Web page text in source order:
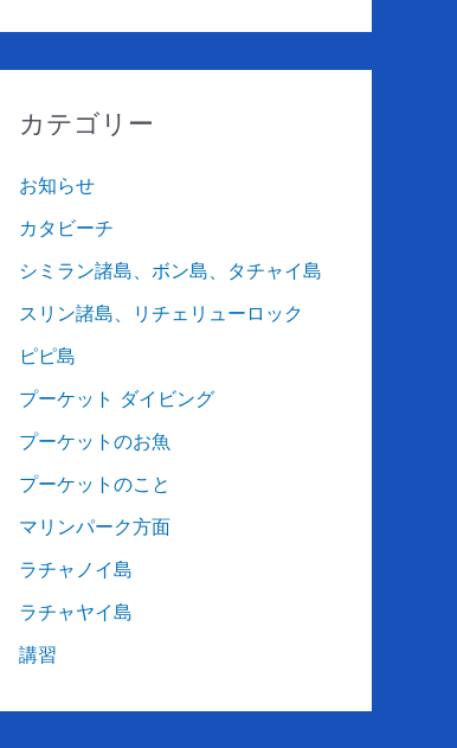
カテゴリー
お知らせ
カタビーチ
シミラン諸島、ボン島、タチャイ島
スリン諸島、リチェリューロック
ピピ島
プーケット ダイビング
プーケットのお魚
プーケットのこと
マリンパーク方面
ラチャノイ島
ラチャヤイ島
講習